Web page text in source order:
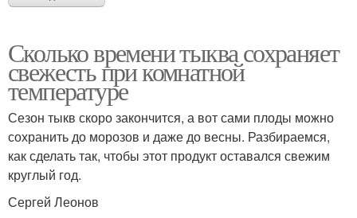
Сколько времени тыква сохраняет
свежесть при комнатной
температуре
Сезон тыкв скоро закончится, а вот сами плоды можно
сохранить до морозов и даже до весны. Разбираемся,
как сделать так, чтобы этот продукт оставался свежим
круглый год.
Сергей Леонов